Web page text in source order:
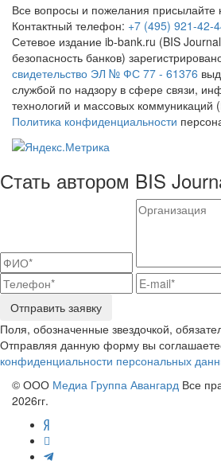
Все вопросы и пожелания присылайте
Контактный телефон: +7 (495) 921-42-
Сетевое издание ib-bank.ru (BIS
безопасность банков)
свидетельство ЭЛ № ФС 77 - 61376
службой по надзору в сфере связи,
технологий и массовых коммуникаций
Политика конфиденциальности
Стать автором BIS
Отправить заявку
Поля, обозначенные звездочкой,
Отправляя данную форму вы
конфиденциальности персональных
© ООО Медиа Группа Авангард Все
2026гг.